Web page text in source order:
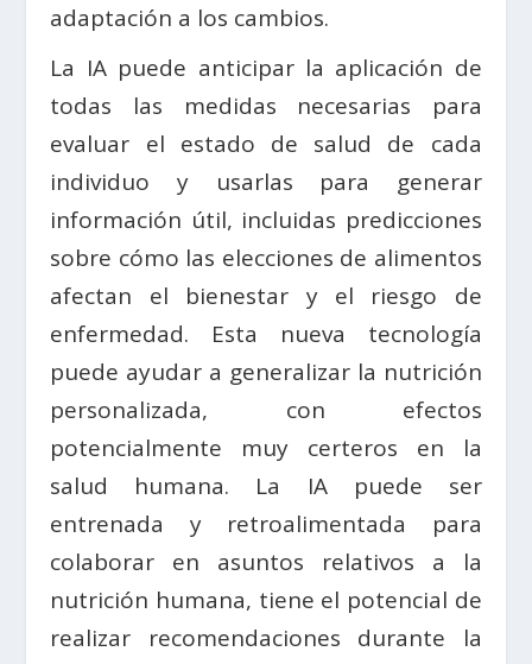
adaptación a los cambios.
La IA puede anticipar la aplicación de
todas las medidas necesarias para
evaluar el estado de salud de cada
individuo y usarlas para generar
información útil, incluidas predicciones
sobre cómo las elecciones de alimentos
afectan el bienestar y el riesgo de
enfermedad. Esta nueva tecnología
puede ayudar a generalizar la nutrición
personalizada, con efectos
potencialmente muy certeros en la
salud humana. La IA puede ser
entrenada y retroalimentada para
colaborar en asuntos relativos a la
nutrición humana, tiene el potencial de
realizar recomendaciones durante la